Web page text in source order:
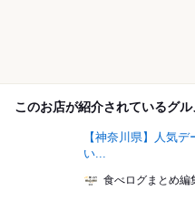
このお店が紹介されているグ
【神奈川県】人気
い...
食べログまとめ編